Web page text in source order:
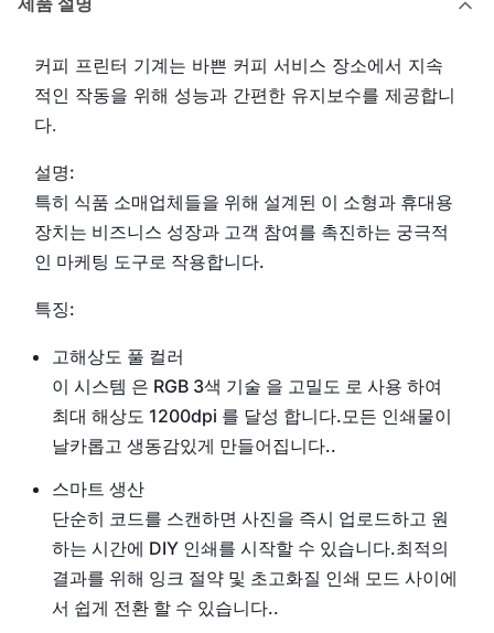
제품 설명
커피 프린터 기계는 바쁜 커피 서비스 장소에서 지속
적인 작동을 위해 성능과 간편한 유지보수를 제공합니
다.
설명:
특히 식품 소매업체들을 위해 설계된 이 소형과 휴대용
장치는 비즈니스 성장과 고객 참여를 촉진하는 궁극적
인 마케팅 도구로 작용합니다.
특징:
고해상도 풀 컬러
이 시스템 은 RGB 3색 기술 을 고밀도 로 사용 하여
최대 해상도 1200dpi 를 달성 합니다.모든 인쇄물이
날카롭고 생동감있게 만들어집니다..
스마트 생산
단순히 코드를 스캔하면 사진을 즉시 업로드하고 원
하는 시간에 DIY 인쇄를 시작할 수 있습니다.최적의
결과를 위해 잉크 절약 및 초고화질 인쇄 모드 사이에
서 쉽게 전환 할 수 있습니다..